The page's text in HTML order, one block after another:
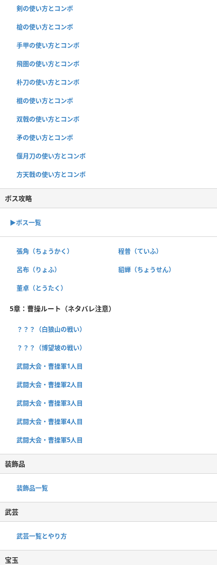
剣の使い方とコンボ
槍の使い方とコンボ
手甲の使い方とコンボ
飛圏の使い方とコンボ
朴刀の使い方とコンボ
棍の使い方とコンボ
双戟の使い方とコンボ
矛の使い方とコンボ
偃月刀の使い方とコンボ
方天戟の使い方とコンボ
ボス攻略
▶︎ボス一覧
張角（ちょうかく） 程普（ていふ）
呂布（りょふ） 貂蝉（ちょうせん）
董卓（とうたく）
5章：曹操ルート（ネタバレ注意）
？？？（白狼山の戦い）
？？？（博望坡の戦い）
武闘大会・曹操軍1人目
武闘大会・曹操軍2人目
武闘大会・曹操軍3人目
武闘大会・曹操軍4人目
武闘大会・曹操軍5人目
装飾品
装飾品一覧
武芸
武芸一覧とやり方
宝玉